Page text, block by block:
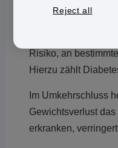
und 49% der
Risiko, an
Hierzu zählt
Im Umkehrschluss
Gewichtsverlust
erkranken, verringert
Reject all